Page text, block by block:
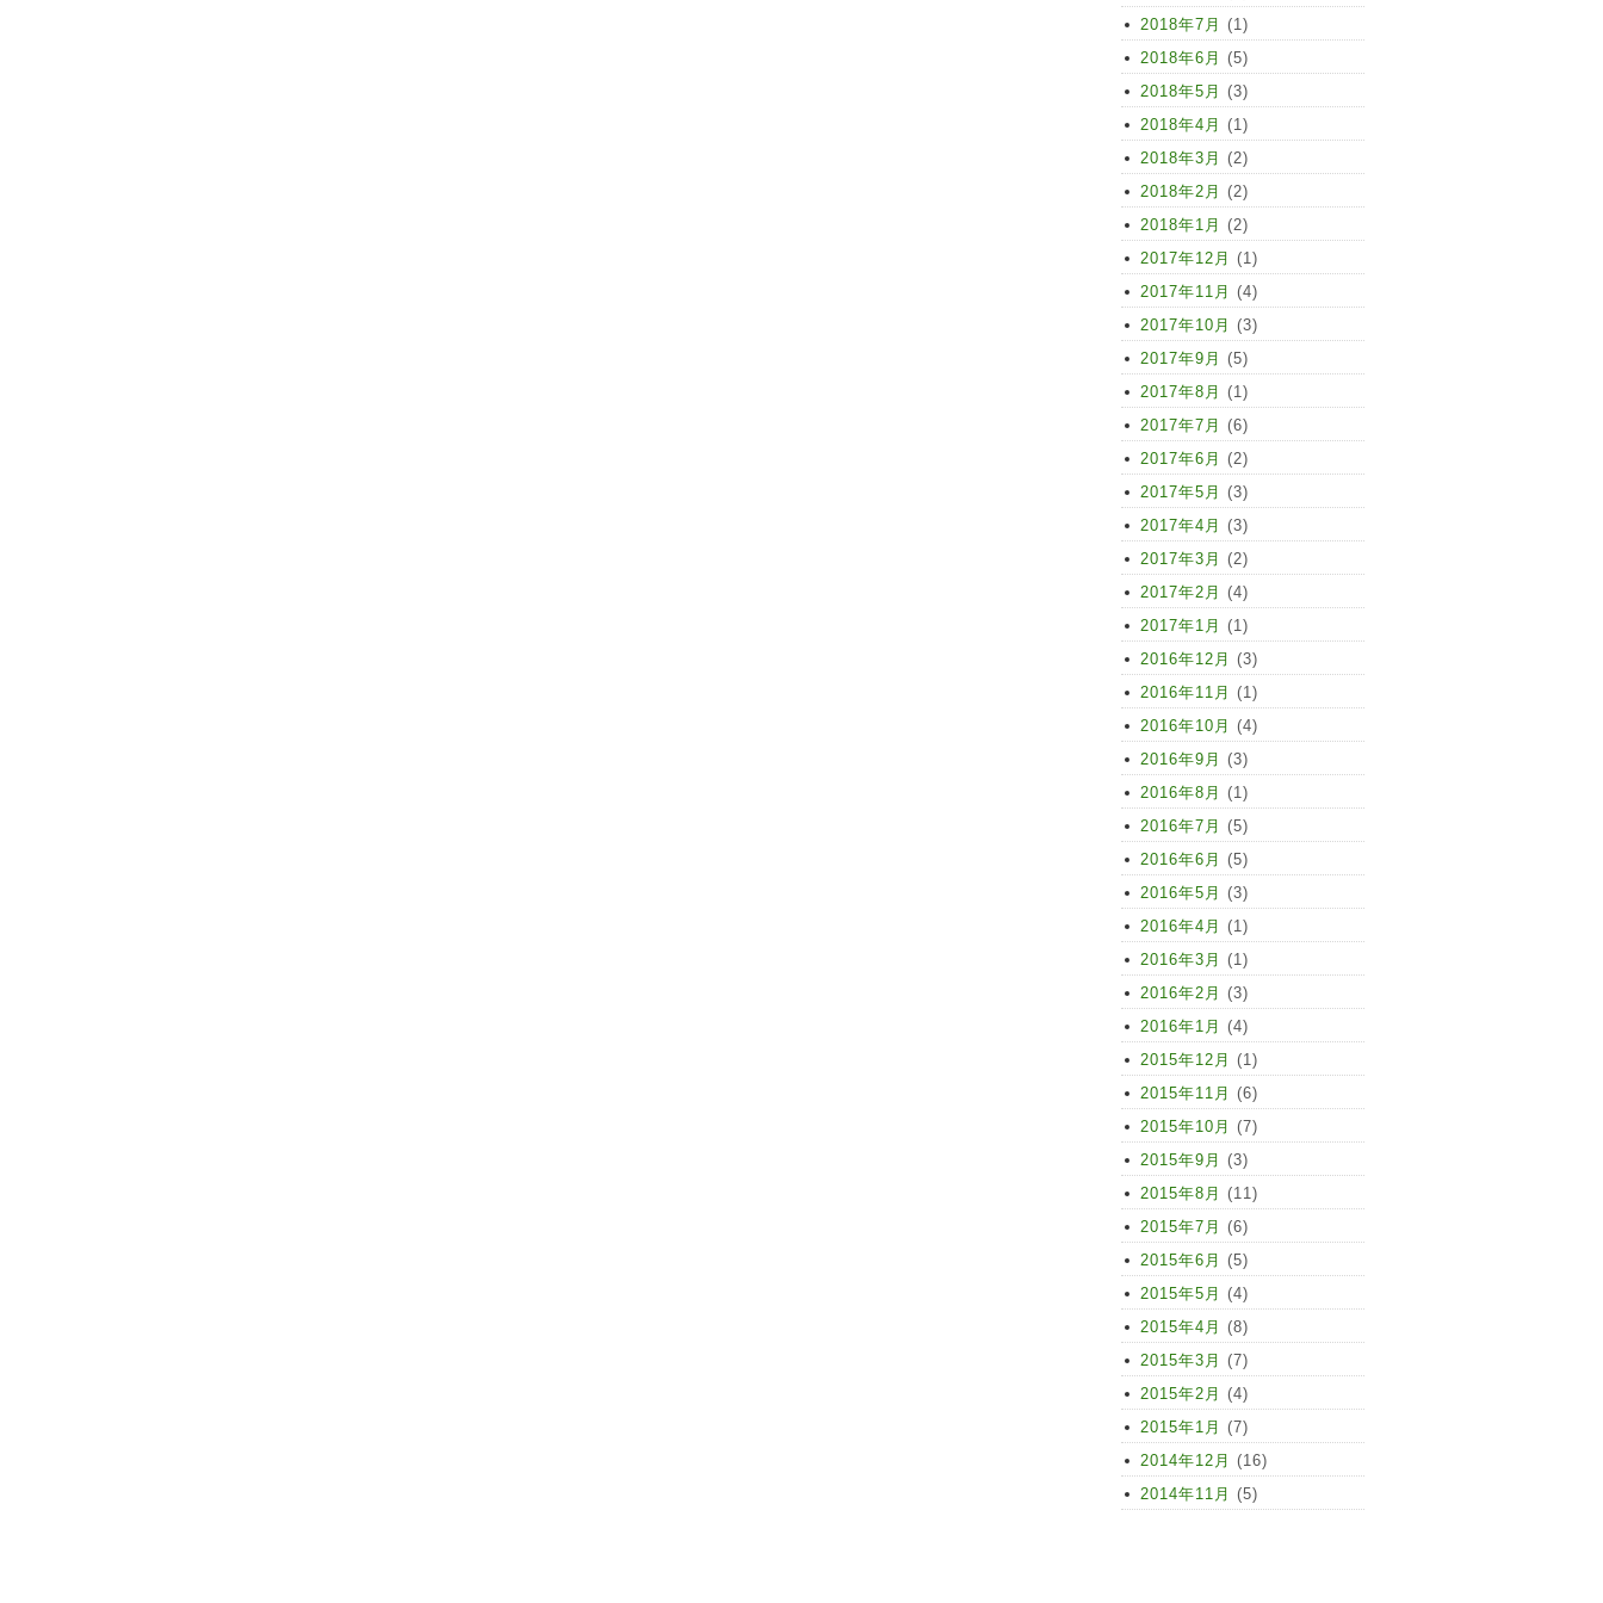
2018年7月 (1)
2018年6月 (5)
2018年5月 (3)
2018年4月 (1)
2018年3月 (2)
2018年2月 (2)
2018年1月 (2)
2017年12月 (1)
2017年11月 (4)
2017年10月 (3)
2017年9月 (5)
2017年8月 (1)
2017年7月 (6)
2017年6月 (2)
2017年5月 (3)
2017年4月 (3)
2017年3月 (2)
2017年2月 (4)
2017年1月 (1)
2016年12月 (3)
2016年11月 (1)
2016年10月 (4)
2016年9月 (3)
2016年8月 (1)
2016年7月 (5)
2016年6月 (5)
2016年5月 (3)
2016年4月 (1)
2016年3月 (1)
2016年2月 (3)
2016年1月 (4)
2015年12月 (1)
2015年11月 (6)
2015年10月 (7)
2015年9月 (3)
2015年8月 (11)
2015年7月 (6)
2015年6月 (5)
2015年5月 (4)
2015年4月 (8)
2015年3月 (7)
2015年2月 (4)
2015年1月 (7)
2014年12月 (16)
2014年11月 (5)